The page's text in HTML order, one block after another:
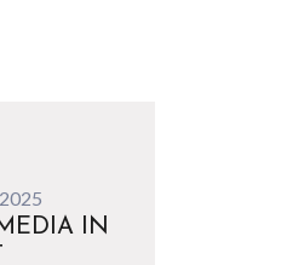
IN